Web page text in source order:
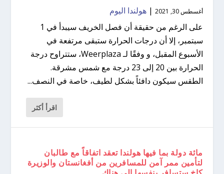
أغسطس 30, 2021 |هولندا اليوم
على الرغم من حقيقة أن فصل الخريف سيبدأ في 1
سبتمبر، إلا أن درجات الحرارة ستبقى مرتفعة في
الأسبوع المقبل، و وفقًا لـ Weerplaza، ستتراوح درجة
الحرارة بين 20 إلى 23 درجة مع شمس مشرقة.
الطقس سيكون دافئاً بشكل لطيف، خاصة في النصف...
اقرأ أكثر
مائة دولة بما فيها هولندا تعقد اتفاقاً مع طالبان
لتأمين ممر آمن للمسافرين من أفغانستان والوزيرة